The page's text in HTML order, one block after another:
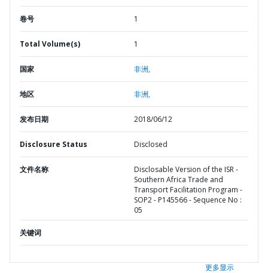
卷号 1
Total Volume(s) 1
国家 非洲,
地区 非洲,
发布日期 2018/06/12
Disclosure Status Disclosed
文件名称
Disclosable Version of the ISR -
Southern Africa Trade and
Transport Facilitation Program -
SOP2 - P145566 - Sequence No :
05
关键词
更多显示